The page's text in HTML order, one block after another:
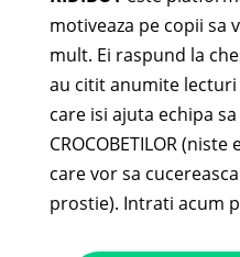
motiveaza pe copii sa
mult. Ei raspund la
au citit anumite
care isi ajuta echipa
CROCOBETILOR
care vor sa
prostie). Intrati acum